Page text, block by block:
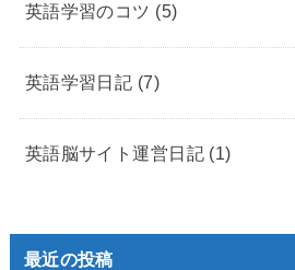
英語学習のコツ (5)
英語学習日記 (7)
英語脳サイト運営日記 (1)
最近の投稿